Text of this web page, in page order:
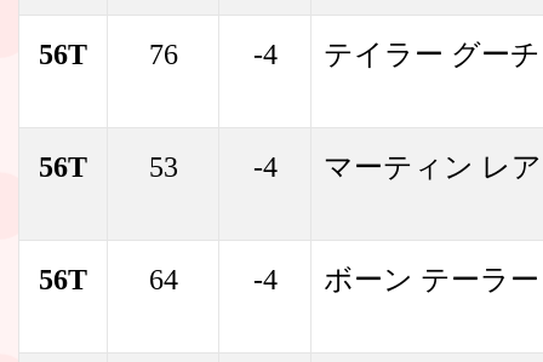
56T 76 -4 テイラー グーチ
56T 53 -4 マーティン レ
56T 64 -4 ボーン テーラー